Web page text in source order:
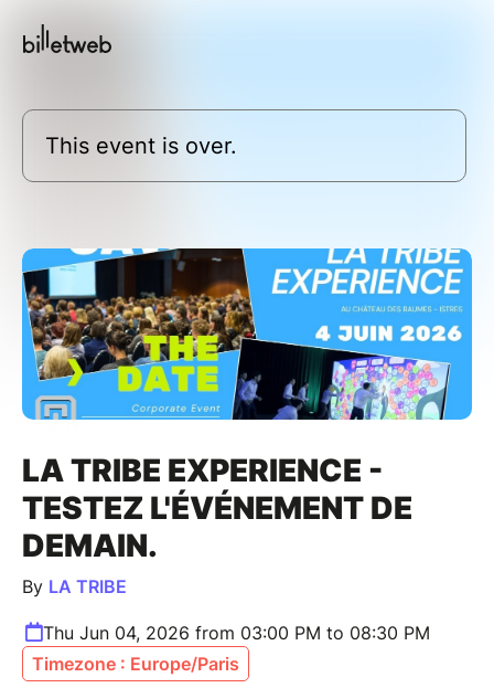
This event is over.
LA TRIBE EXPERIENCE -
TESTEZ L'ÉVÉNEMENT DE
DEMAIN.
By LA TRIBE
Thu Jun 04, 2026 from 03:00 PM to 08:30 PM
Timezone : Europe/Paris